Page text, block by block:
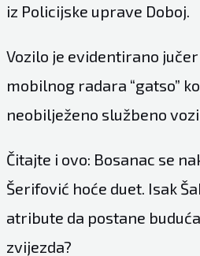
iz Policijske uprave Doboj.
Vozilo je evidentirano jučer
mobilnog radara “gatso”
neobilježeno službeno
Čitajte i ovo: Bosanac se
Šerifović hoće duet. Isak
atribute da postane
zvijezda?